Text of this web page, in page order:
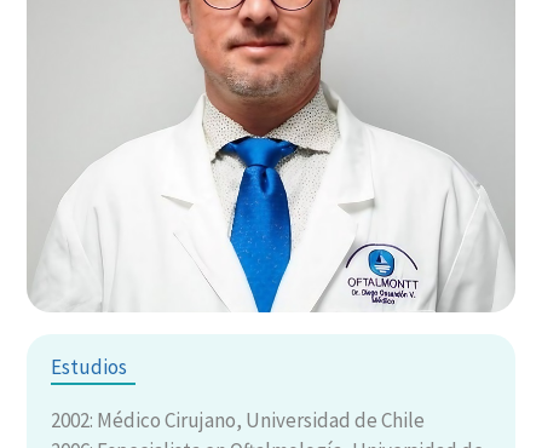
Estudios
2002: Médico Cirujano, Universidad de Chile